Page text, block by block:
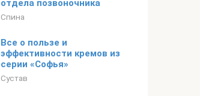
отдела позвоночника
Спина
Все о пользе и
эффективности кремов из
серии «Софья»
Сустав